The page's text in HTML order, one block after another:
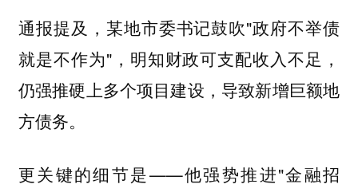
通报提及，某地市委书记鼓吹"政府不举债
就是不作为"，明知财政可支配收入不足，
仍强推硬上多个项目建设，导致新增巨额地
方债务。
更关键的细节是——他强势推进"金融招